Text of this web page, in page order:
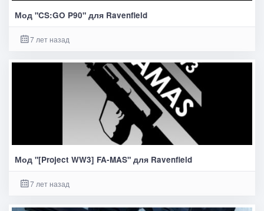
Мод "CS:GO P90" для Ravenfield
7 лет назад
Мод "[Project WW3] FA-MAS" для Ravenfield
7 лет назад